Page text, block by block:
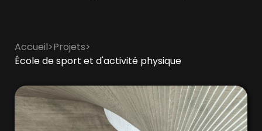
Accueil>Projets>
École de sport et d'activité physique